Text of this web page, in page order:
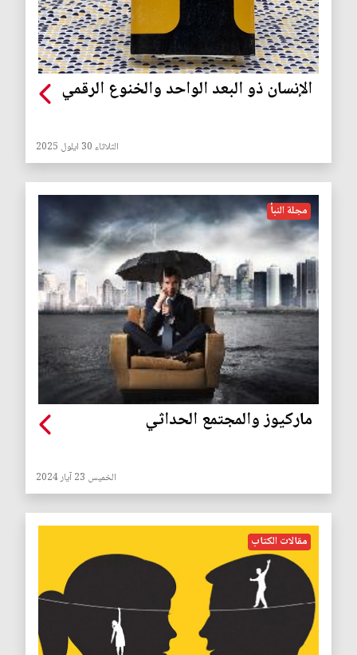
الإنسان ذو البعد الواحد والخنوع الرقمي
الثلاثاء 30 ايلول 2025
مجلة النبأ
ماركيوز والمجتمع الحداثي
الخميس 23 آيار 2024
مقالات الكتاب